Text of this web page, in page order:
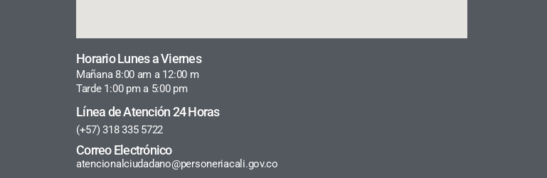
Horario Lunes a Viernes
Mañana 8:00 am a 12:00 m
Tarde 1:00 pm a 5:00 pm
Línea de Atención 24 Horas
(+57) 318 335 5722
Correo Electrónico
atencionalciudadano@personeriacali.gov.co